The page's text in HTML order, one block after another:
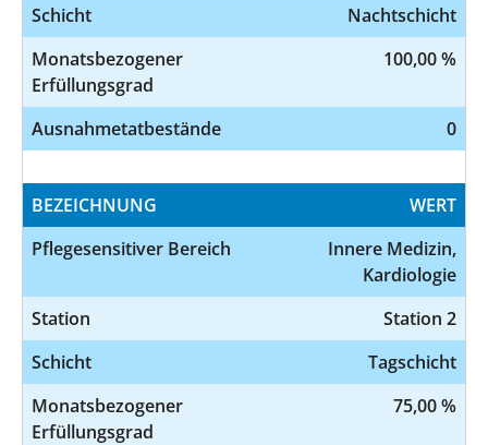
Schicht
Nachtschicht
Monatsbezogener
Erfüllungsgrad
100,00 %
Ausnahmetatbestände 0
BEZEICHNUNG
WERT
Pflegesensitiver Bereich
Innere Medizin,
Kardiologie
Station
Station 2
Schicht
Tagschicht
Monatsbezogener
Erfüllungsgrad
75,00 %